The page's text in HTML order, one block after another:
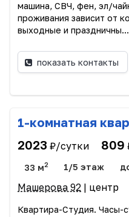
машина, СВЧ, фен, эл/
проживания зависит от
выходные и праздничны...
показать контакты
1-комнатная
2023 ₽/сутки 809
33 м2 1/5 этаж
Машерова 92 | центр
Квартира-Студия. Часы-